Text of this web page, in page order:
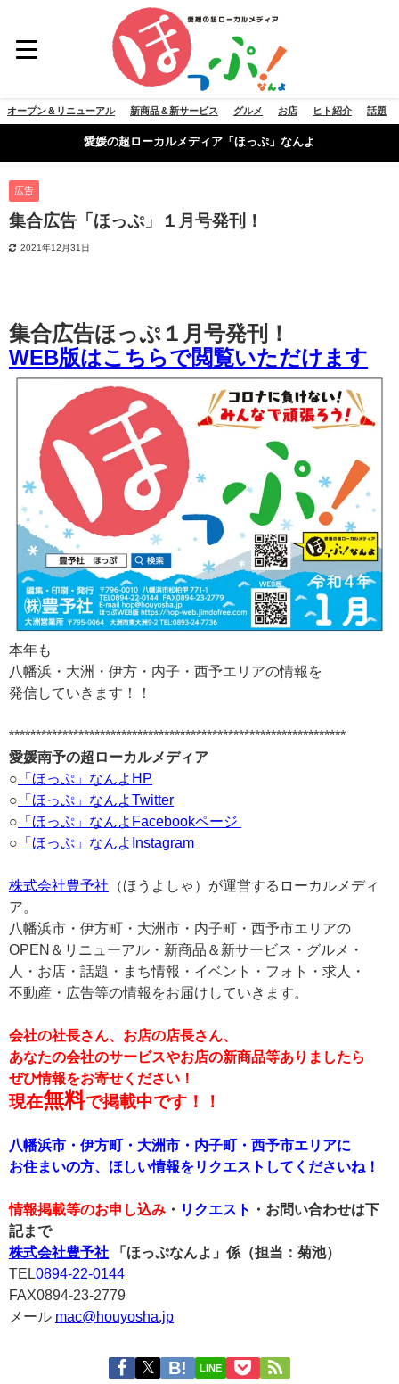
オープン＆リニューアル 新商品＆新サービス グルメ お店 ヒト紹介 話題
愛媛の超ローカルメディア「ほっぷ」なんよ
広告
集合広告「ほっぷ」１月号発刊！
2021年12月31日
集合広告ほっぷ１月号発刊！
WEB版はこちらで閲覧いただけます
本年も
八幡浜・大洲・伊方・内子・西予エリアの情報を
発信していきます！！
***************************************************************
愛媛南予の超ローカルメディア
○ 「ほっぷ」なんよHP
○ 「ほっぷ」なんよTwitter
○ 「ほっぷ」なんよFacebookページ
○ 「ほっぷ」なんよInstagram
株式会社豊予社 （ほうよしゃ）が運営するローカルメディ
ア。
八幡浜市・伊方町・大洲市・内子町・西予市エリアの
OPEN＆リニューアル・新商品＆新サービス・グルメ・
人・お店・話題・まち情報・イベント・フォト・求人・
不動産・広告等の情報をお届けしていきます。
会社の社長さん、お店の店長さん、
あなたの会社のサービスやお店の新商品等ありましたら
ぜひ情報をお寄せください！
現在無料で掲載中です！！
八幡浜市・伊方町・大洲市・内子町・西予市エリアに
お住まいの方、ほしい情報をリクエストしてくださいね！
情報掲載等のお申し込み ・ リクエスト
・お問い合わせは下
記まで
株式会社豊予社 「ほっぷなんよ」係（担当：菊池）
TEL0894-22-0144
FAX0894-23-2779
メール mac@houyosha.jp
LINE